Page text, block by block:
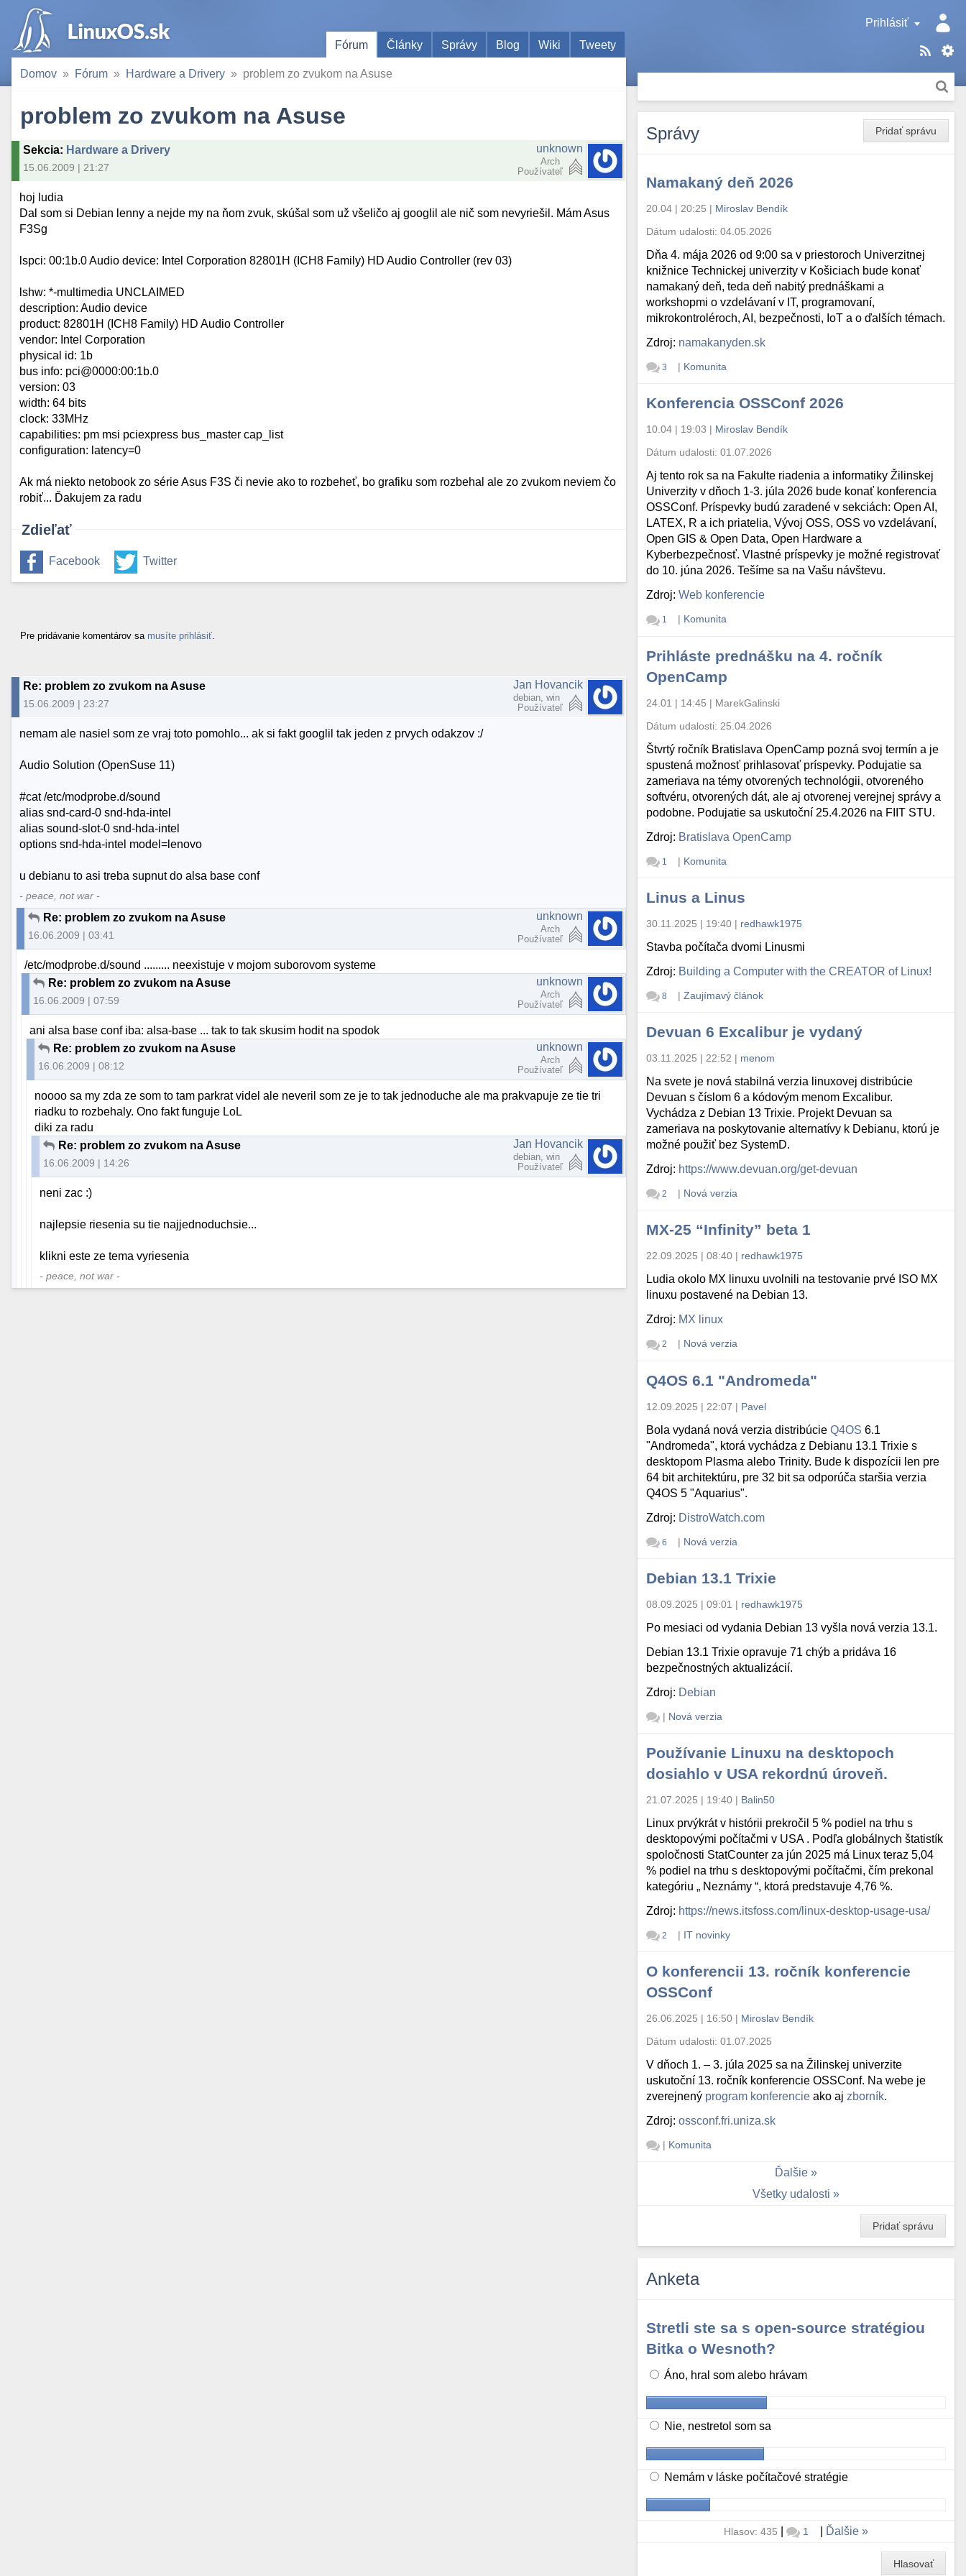
Prihlásiť
Fórum
Články Správy Blog Wiki Tweety
Domov Fórum Hardware a Drivery problem zo zvukom na Asuse
problem zo zvukom na Asuse
Sekcia: Hardware a Drivery
15.06.2009 | 21:27
unknown
Arch
Používateľ
hoj ludia
Dal som si Debian lenny a nejde my na ňom zvuk, skúšal som už všeličo aj googlil ale nič som nevyriešil. Mám Asus
F3Sg
lspci: 00:1b.0 Audio device: Intel Corporation 82801H (ICH8 Family) HD Audio Controller (rev 03)
lshw: *-multimedia UNCLAIMED
description: Audio device
product: 82801H (ICH8 Family) HD Audio Controller
vendor: Intel Corporation
physical id: 1b
bus info: pci@0000:00:1b.0
version: 03
width: 64 bits
clock: 33MHz
capabilities: pm msi pciexpress bus_master cap_list
configuration: latency=0
Ak má niekto netobook zo série Asus F3S či nevie ako to rozbeheť, bo grafiku som rozbehal ale zo zvukom neviem čo
robiť... Ďakujem za radu
Zdieľať
Facebook Twitter
Pre pridávanie komentárov sa musíte prihlásiť
Re: problem zo zvukom na Asuse
15.06.2009 | 23:27
Jan Hovancik
debian, win
Používateľ
nemam ale nasiel som ze vraj toto pomohlo... ak si fakt googlil tak jeden z prvych odakzov :/
Audio Solution (OpenSuse 11)
#cat /etc/modprobe.d/sound
alias snd-card-0 snd-hda-intel
alias sound-slot-0 snd-hda-intel
options snd-hda-intel model=lenovo
u debianu to asi treba supnut do alsa base conf
- peace, not war -
Re: problem zo zvukom na Asuse
16.06.2009 | 03:41
unknown
Arch
Používateľ
/etc/modprobe.d/sound ......... neexistuje v mojom suborovom systeme
Re: problem zo zvukom na Asuse
16.06.2009 | 07:59
unknown
Arch
Používateľ
ani alsa base conf iba: alsa-base ... tak to tak skusim hodit na spodok
Re: problem zo zvukom na Asuse
16.06.2009 | 08:12
unknown
Arch
Používateľ
noooo sa my zda ze som to tam parkrat videl ale neveril som ze je to tak jednoduche ale ma prakvapuje ze tie tri
riadku to rozbehaly. Ono fakt funguje LoL
diki za radu
Re: problem zo zvukom na Asuse
16.06.2009 | 14:26
Jan Hovancik
debian, win
Používateľ
neni zac :)
najlepsie riesenia su tie najjednoduchsie...
klikni este ze tema vyriesenia
- peace, not war -
Pridať správu
Správy
Namakaný deň 2026
20.04 | 20:25 | Miroslav Bendík
Dátum udalosti:04.05.2026
Dňa 4. mája 2026 od 9:00 sa v priestoroch Univerzitnej
knižnice Technickej univerzity v Košiciach bude konať
namakaný deň, teda deň nabitý prednáškami a
workshopmi o vzdelávaní v IT, programovaní,
mikrokontroléroch, AI, bezpečnosti, IoT a o ďalších témach.
Zdroj: namakanyden.sk
3 | Komunita
Konferencia OSSConf 2026
10.04 | 19:03 | Miroslav Bendík
Dátum udalosti:01.07.2026
Aj tento rok sa na Fakulte riadenia a informatiky Žilinskej
Univerzity v dňoch 1-3. júla 2026 bude konať konferencia
OSSConf. Príspevky budú zaradené v sekciách: Open AI,
LATEX, R a ich priatelia, Vývoj OSS, OSS vo vzdelávaní,
Open GIS & Open Data, Open Hardware a
Kyberbezpečnosť. Vlastné príspevky je možné registrovať
do 10. júna 2026. Tešíme sa na Vašu návštevu.
Zdroj:Web konferencie
1 | Komunita
Prihláste prednášku na 4. ročník
OpenCamp
24.01 | 14:45 | MarekGalinski
Dátum udalosti: 25.04.2026
Štvrtý ročník Bratislava OpenCamp pozná svoj termín a je
spustená možnosť prihlasovať príspevky. Podujatie sa
zameriava na témy otvorených technológii, otvoreného
softvéru, otvorených dát, ale aj otvorenej verejnej správy a
podobne. Podujatie sa uskutoční 25.4.2026 na FIIT STU.
Zdroj: Bratislava OpenCamp
1 | Komunita
Linus a Linus
30.11.2025 | 19:40 | redhawk1975
Stavba počítača dvomi Linusmi
Zdroj: Building a Computer with the CREATOR of Linux!
8 | Zaujímavý článok
Devuan 6 Excalibur je vydaný
03.11.2025 | 22:52 | menom
Na svete je nová stabilná verzia linuxovej distribúcie
Devuan s číslom 6 a kódovým menom Excalibur.
Vychádza z Debian 13 Trixie. Projekt Devuan sa
zameriava na poskytovanie alternatívy k Debianu, ktorú je
možné použiť bez SystemD.
Zdroj: https://www.devuan.org/get-devuan
2 | Nová verzia
MX-25 “Infinity” beta 1
22.09.2025 | 08:40 | redhawk1975
Ludia okolo MX linuxu uvolnili na testovanie prvé ISO MX
linuxu postavené na Debian 13.
Zdroj: MX linux
2 | Nová verzia
Q4OS 6.1 "Andromeda"
12.09.2025 | 22:07 | Pavel
Bola vydaná nová verzia distribúcieQ4OS 6.1
"Andromeda", ktorá vychádza z Debianu 13.1 Trixie s
desktopom Plasma alebo Trinity. Bude k dispozícii len pre
64 bit architektúru, pre 32 bit sa odporúča staršia verzia
Q4OS 5 "Aquarius".
Zdroj: DistroWatch.com
6 | Nová verzia
Debian 13.1 Trixie
08.09.2025 | 09:01 | redhawk1975
Po mesiaci od vydania Debian 13 vyšla nová verzia 13.1.
Debian 13.1 Trixie opravuje 71 chýb a pridáva 16
bezpečnostných aktualizácií.
Zdroj: Debian
| Nová verzia
Používanie Linuxu na desktopoch
dosiahlo v USA rekordnú úroveň.
21.07.2025 | 19:40 | Balin50
Linux prvýkrát v histórii prekročil 5 % podiel na trhu s
desktopovými počítačmi v USA . Podľa globálnych štatistík
spoločnosti StatCounter za jún 2025 má Linux teraz 5,04
% podiel na trhu s desktopovými počítačmi, čím prekonal
kategóriu „ Neznámy “, ktorá predstavuje 4,76 %.
Zdroj: https://news.itsfoss.com/linux-desktop-usage-usa/
2 | IT novinky
O konferencii 13. ročník konferencie
OSSConf
26.06.2025 | 16:50 | Miroslav Bendík
Dátum udalosti:01.07.2025
V dňoch 1. – 3. júla 2025 sa na Žilinskej univerzite
uskutoční 13. ročník konferencie OSSConf. Na webe je
zverejnený program konferencie ako aj zborník.
Zdroj:ossconf.fri.uniza.sk
| Komunita
Ďalšie
Všetky udalosti
Pridať správu
Anketa
Stretli ste sa s open-source stratégiou
Bitka o Wesnoth?
Áno, hral som alebo hrávam
Nie, nestretol som sa
Nemám v láske počítačové stratégie
Hlasov: 435 | 1 Ďalšie
Hlasovať